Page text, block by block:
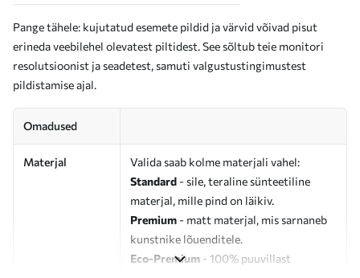
Pange tähele: kujutatud esemete pildid ja värvid võivad pisut
erineda veebilehel olevatest piltidest. See sõltub teie monitori
resolutsioonist ja seadetest, samuti valgustustingimustest
pildistamise ajal.
Omadused
Materjal
Valida saab kolme materjali vahel:
Standard - sile, teraline sünteetiline
materjal, mille pind on läikiv.
Premium - matt materjal, mis sarnaneb
kunstnike lõuenditele.
Eco-Premium - 100% puuvillast